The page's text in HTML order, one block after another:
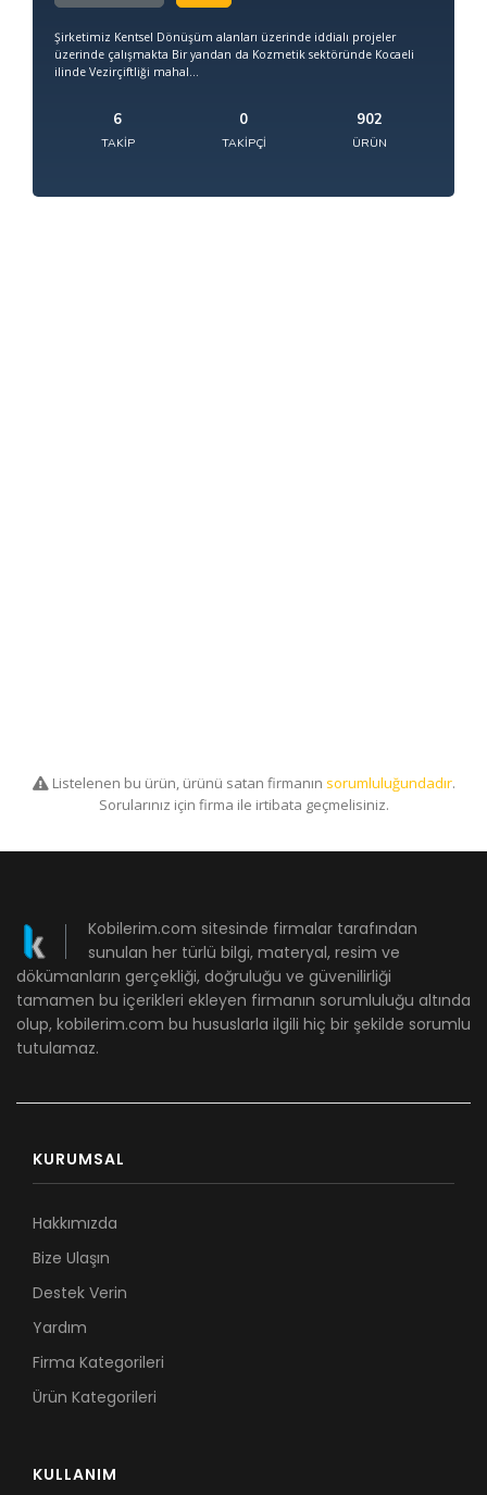
Şirketimiz Kentsel Dönüşüm alanları üzerinde iddialı projeler
üzerinde çalışmakta Bir yandan da Kozmetik sektöründe Kocaeli
ilinde Vezirçiftliği mahal...
6
TAKIP
0
TAKIPÇI
902
ÜRÜN
Listelenen bu ürün, ürünü satan firmanın sorumluluğundadır.
Sorularınız için firma ile irtibata geçmelisiniz.
Kobilerim.com sitesinde firmalar tarafından
sunulan her türlü bilgi, materyal, resim ve
dökümanların gerçekliği, doğruluğu ve güvenilirliği
tamamen bu içerikleri ekleyen firmanın sorumluluğu altında
olup, kobilerim.com bu hususlarla ilgili hiç bir şekilde sorumlu
tutulamaz.
KURUMSAL
Hakkımızda
Bize Ulaşın
Destek Verin
Yardım
Firma Kategorileri
Ürün Kategorileri
KULLANIM